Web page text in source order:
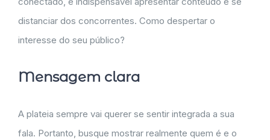
distanciar dos concorrentes. Como despertar o
interesse do seu público?
Mensagem clara
A plateia sempre vai querer se sentir integrada a sua
fala. Portanto, busque mostrar realmente quem é e o